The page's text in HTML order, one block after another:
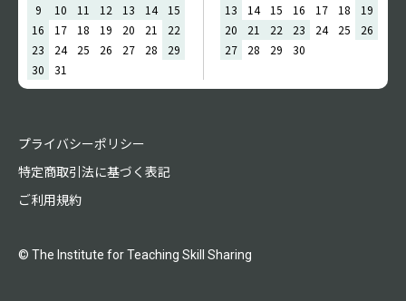
9
10 11 12 13 14
15
16
17 18 19 20 21
22
23
24 25 26 27 28
29
30
31
13
14 15 16 17 18
19
20
21 22 23 24 25
26
27
28 29 30
プライバシーポリシー
特定商取引法に基づく表記
ご利用規約
© The Institute for Teaching Skill Sharing